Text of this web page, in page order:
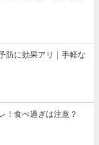
防に効果アリ｜手軽な
！食べ過ぎは注意？